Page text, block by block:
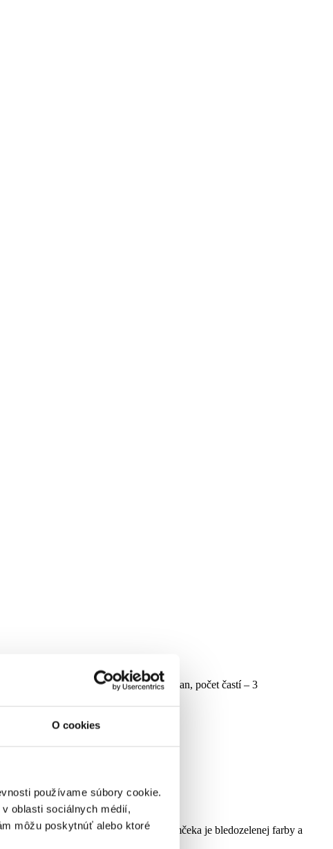
O cookies
používame súbory cookie.
oblasti sociálnych médií,
môžu poskytnúť alebo ktoré
hustý, dĺžka špičky 20cm, kovový stojan, počet častí – 3
naozaj realisticky. Ihličie stromčeka je bledozelenej farby a